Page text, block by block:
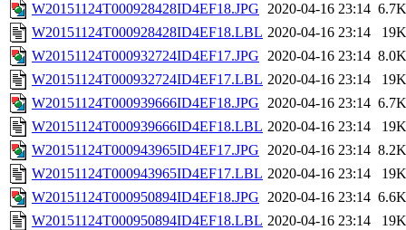
W20151124T000928428ID4EF18.JPG 2020-04-16 23:14 6.7K
W20151124T000928428ID4EF18.LBL 2020-04-16 23:14
19K
W20151124T000932724ID4EF17.JPG 2020-04-16 23:14 8.0K
W20151124T000932724ID4EF17.LBL 2020-04-16 23:14
19K
W20151124T000939666ID4EF18.JPG 2020-04-16 23:14 6.7K
W20151124T000939666ID4EF18.LBL 2020-04-16 23:14
19K
W20151124T000943965ID4EF17.JPG 2020-04-16 23:14 8.2K
W20151124T000943965ID4EF17.LBL 2020-04-16 23:14
19K
W20151124T000950894ID4EF18.JPG 2020-04-16 23:14 6.6K
W20151124T000950894ID4EF18.LBL 2020-04-16 23:14
19K